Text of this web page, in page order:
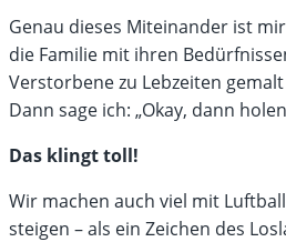
Genau dieses Miteinander ist
die Familie mit ihren
Verstorbene zu Lebzeiten
Dann sage ich: „Okay, dann
Das klingt toll!
Wir machen auch viel mit
steigen – als ein Zeichen des